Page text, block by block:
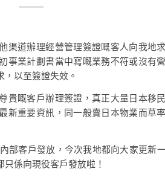
渠道辦理經營管理簽證嘅客人向我地
事業計劃書當中寫嘅業務不符或沒有
以至簽證失效。
貴嘅客戶辦理簽證，真正大量日本移
新重要資訊，同一般賣日本物業而草
部客戶發放，今次我地都向大家更新
係向現役客戶發放啦！